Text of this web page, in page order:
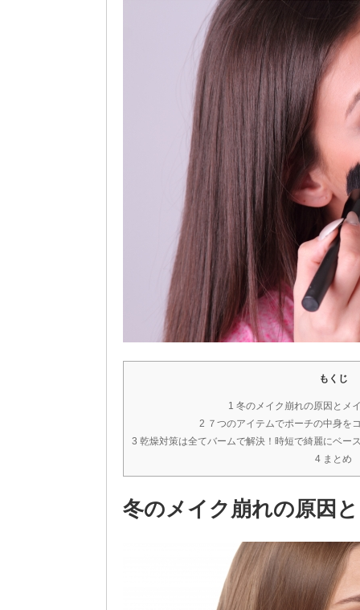
もくじ
1 冬のメイク崩れの原因とメ
2 ７つのアイテムでポーチの中身を
3 乾燥対策は全てバームで解決！時短で綺麗にベー
4 まとめ
冬のメイク崩れの原因